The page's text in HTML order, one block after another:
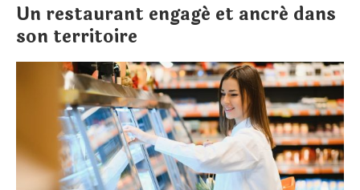
Un restaurant engagé et ancré dans
son territoire